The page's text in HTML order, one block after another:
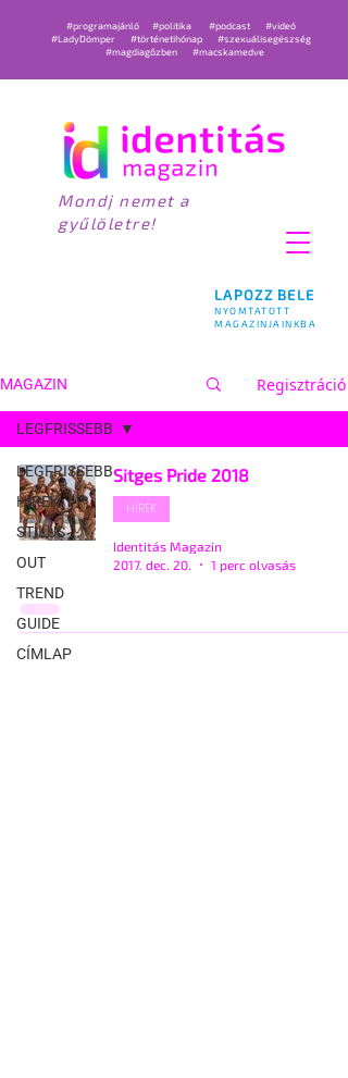
LAPOZZ BELE
NYOMTATOTT
MAGAZINJAINKBA
#programajánló #politika #podcast
#videó
#LadyDömper
#történetihónap
#szexuálisegészség
#magdiagőzben
#macskamedve
Mondj nemet a
gyűlöletre!
MAGAZIN Regisztráció
LEGFRISSEBB
HÍREK
STÍLUS
OUT
TREND
GUIDE
CÍMLAP
LEGFRISSEBB
Sitges Pride 2018
HÍREK
Identitás Magazin
2017. dec. 20.
1 perc olvasás